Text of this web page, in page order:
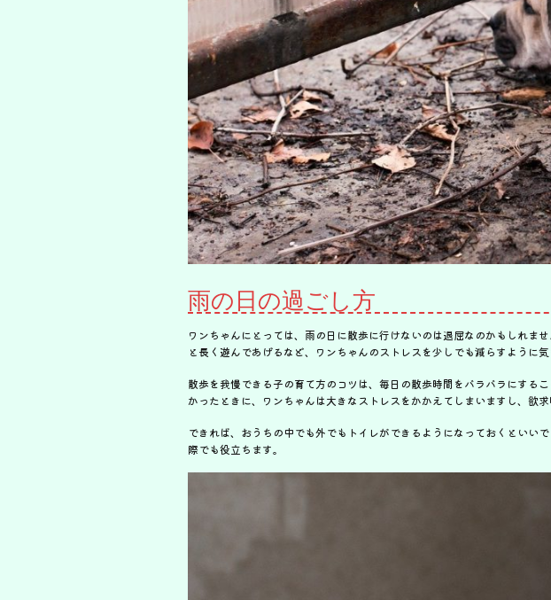
雨の日の過ごし方
ワンちゃんにとっては、雨の日に散歩に行けないのは退屈なのかもしれま
と長く遊んであげるなど、ワンちゃんのストレスを少しでも減らすように気
散歩を我慢できる子の育て方のコツは、毎日の散歩時間をバラバラにする
かったときに、ワンちゃんは大きなストレスをかかえてしまいますし、欲求
できれば、おうちの中でも外でもトイレができるようになっておくといい
際でも役立ちます。